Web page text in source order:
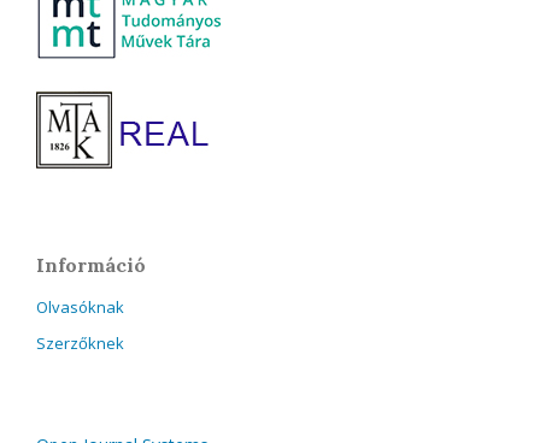
Információ
Olvasóknak
Szerzőknek